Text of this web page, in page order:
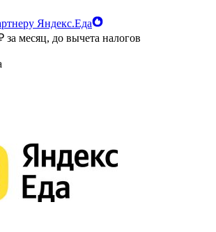
Яндекс.Еда
за месяц, до вычета налогов